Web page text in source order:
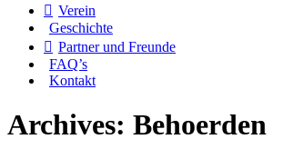
Verein
Geschichte
Partner und Freunde
FAQ’s
Kontakt
Archives: Behoerden